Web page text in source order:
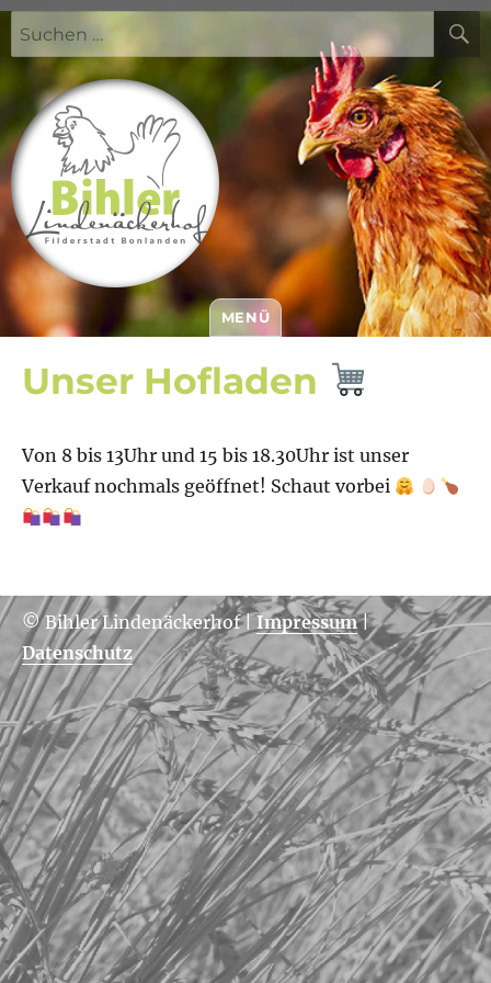
Suchen
nach:
Bihler Lindenäckerhof
MENÜ
Unser Hofladen
Von 8 bis 13Uhr und 15 bis 18.30Uhr ist unser
Verkauf nochmals geöffnet! Schaut vorbei
© Bihler Lindenäckerhof|Impressum|
Datenschutz